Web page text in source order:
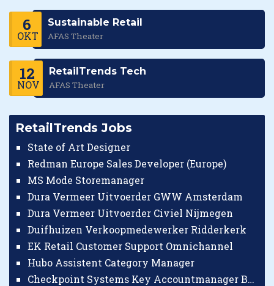
6
OKT
Sustainable Retail
AFAS Theater
12
NOV
RetailTrends Tech
AFAS Theater
RetailTrends Jobs
State of Art Designer
Redman Europe Sales Developer (Europe)
MS Mode Storemanager
Dura Vermeer Uitvoerder GWW Amsterdam
Dura Vermeer Uitvoerder Civiel Nijmegen
Duifhuizen Verkoopmedewerker Ridderkerk
EK Retail Customer Support Omnichannel
Hubo Assistent Category Manager
Checkpoint Systems Key Accountmanager Benelux